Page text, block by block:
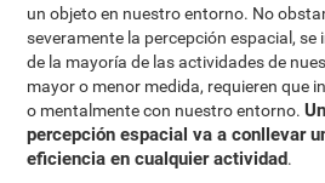
un objeto en nuestro entorno. No
severamente la percepción espacial,
de la mayoría de las actividades de
mayor o menor medida, requieren que
o mentalmente con nuestro entorno.
percepción espacial va a conllevar
eficiencia en cualquier actividad.